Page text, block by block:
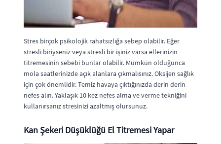
Stres birçok psikolojik rahatsızlığa sebep olabilir. Eğer
stresli biriyseniz veya stresli bir işiniz varsa ellerinizin
titremesinin sebebi bunlar olabilir. Mümkün olduğunca
mola saatlerinizde açık alanlara çıkmalısınız. Oksijen sağlık
için çok önemlidir. Temiz havaya çıktığınızda derin derin
nefes alın. Yaklaşık 10 kez nefes alma ve verme tekniğini
kullanırsanız stresinizi azaltmış olursunuz.
Kan Şekeri Düşüklüğü El Titremesi Yapar